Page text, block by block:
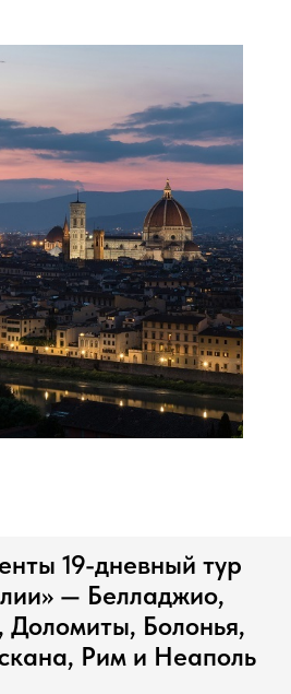
19-дневный тур
— Белладжио,
Доломиты, Болонья,
Рим и Неаполь